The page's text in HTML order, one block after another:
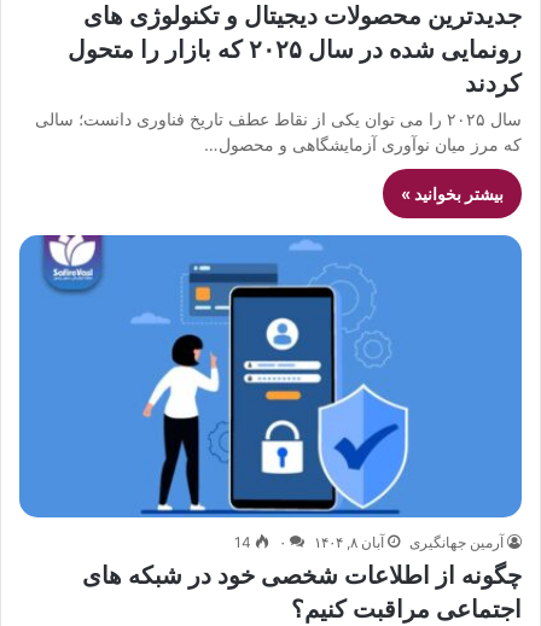
جدیدترین محصولات دیجیتال و تکنولوژی های
رونمایی شده در سال ۲۰۲۵ که بازار را متحول
کردند
سال ۲۰۲۵ را می توان یکی از نقاط عطف تاریخ فناوری دانست؛ سالی
که مرز میان نوآوری آزمایشگاهی و محصول…
بیشتر بخوانید »
آرمین جهانگیری آبان ۸, ۱۴۰۴ ۰ 14
چگونه از اطلاعات شخصی خود در شبکه های
اجتماعی مراقبت کنیم؟